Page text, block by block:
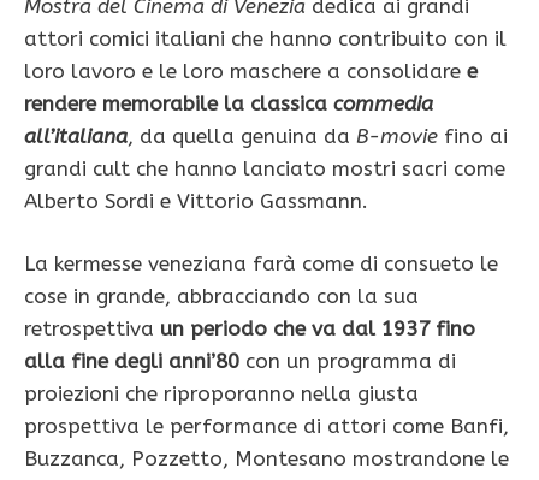
Mostra del Cinema di Venezia dedica ai grandi
attori comici italiani che hanno contribuito con il
loro lavoro e le loro maschere a consolidare e
rendere memorabile la classica commedia
all’italiana, da quella genuina da B-movie fino ai
grandi cult che hanno lanciato mostri sacri come
Alberto Sordi e Vittorio Gassmann.
La kermesse veneziana farà come di consueto le
cose in grande, abbracciando con la sua
retrospettiva un periodo che va dal 1937 fino
alla fine degli anni’80 con un programma di
proiezioni che riproporanno nella giusta
prospettiva le performance di attori come Banfi,
Buzzanca, Pozzetto, Montesano mostrandone le